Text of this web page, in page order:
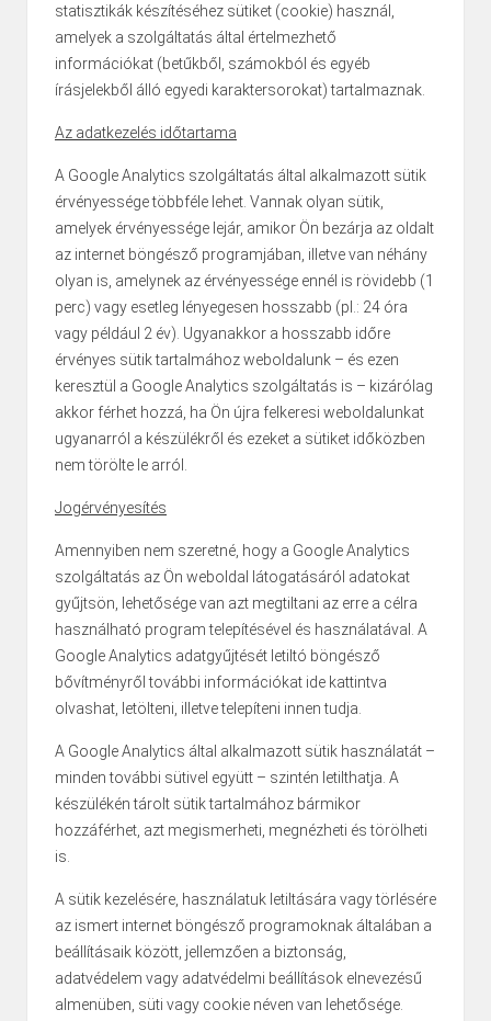
statisztikák készítéséhez sütiket (cookie) használ,
amelyek a szolgáltatás által értelmezhető
információkat (betűkből, számokból és egyéb
írásjelekből álló egyedi karaktersorokat) tartalmaznak.
Az adatkezelés időtartama
A Google Analytics szolgáltatás által alkalmazott sütik
érvényessége többféle lehet. Vannak olyan sütik,
amelyek érvényessége lejár, amikor Ön bezárja az oldalt
az internet böngésző programjában, illetve van néhány
olyan is, amelynek az érvényessége ennél is rövidebb (1
perc) vagy esetleg lényegesen hosszabb (pl.: 24 óra
vagy például 2 év). Ugyanakkor a hosszabb időre
érvényes sütik tartalmához weboldalunk – és ezen
keresztül a Google Analytics szolgáltatás is – kizárólag
akkor férhet hozzá, ha Ön újra felkeresi weboldalunkat
ugyanarról a készülékről és ezeket a sütiket időközben
nem törölte le arról.
Jogérvényesítés
Amennyiben nem szeretné, hogy a Google Analytics
szolgáltatás az Ön weboldal látogatásáról adatokat
gyűjtsön, lehetősége van azt megtiltani az erre a célra
használható program telepítésével és használatával. A
Google Analytics adatgyűjtését letiltó böngésző
bővítményről további információkat ide kattintva
olvashat, letölteni, illetve telepíteni innentudja.
A Google Analytics által alkalmazott sütik használatát –
minden további sütivel együtt – szintén letilthatja. A
készülékén tárolt sütik tartalmához bármikor
hozzáférhet, azt megismerheti, megnézheti és törölheti
is.
A sütik kezelésére, használatuk letiltására vagy törlésére
az ismert internet böngésző programoknak általában a
beállításaik között, jellemzően a biztonság,
adatvédelem vagy adatvédelmi beállítások elnevezésű
almenüben, süti vagy cookie néven van lehetősége.